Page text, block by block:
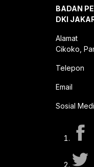
BADAN
DKI
Alamat :
Cikoko,
Telepon
Email
Sosial